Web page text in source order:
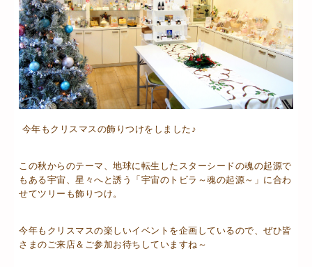
今年もクリスマスの飾りつけをしました♪
この秋からのテーマ、地球に転生したスターシードの魂の起源で
もある宇宙、星々へと誘う「宇宙のトビラ～魂の起源～」に合わ
せてツリーも飾りつけ。
今年もクリスマスの楽しいイベントを企画しているので、ぜひ皆
さまのご来店＆ご参加お待ちしていますね～